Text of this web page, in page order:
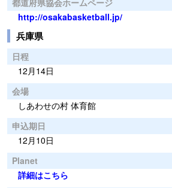
http://osakabasketball.jp/
兵庫県
日程
12月14日
会場
しあわせの村 体育館
申込期日
12月10日
Planet
詳細はこちら